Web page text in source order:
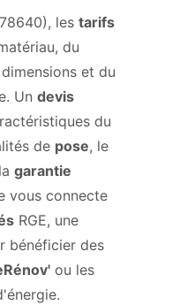
les tarifs
du
et du
Un devis
du
de pose, le
garantie
vous connecte
RGE, une
bénéficier des
ou les